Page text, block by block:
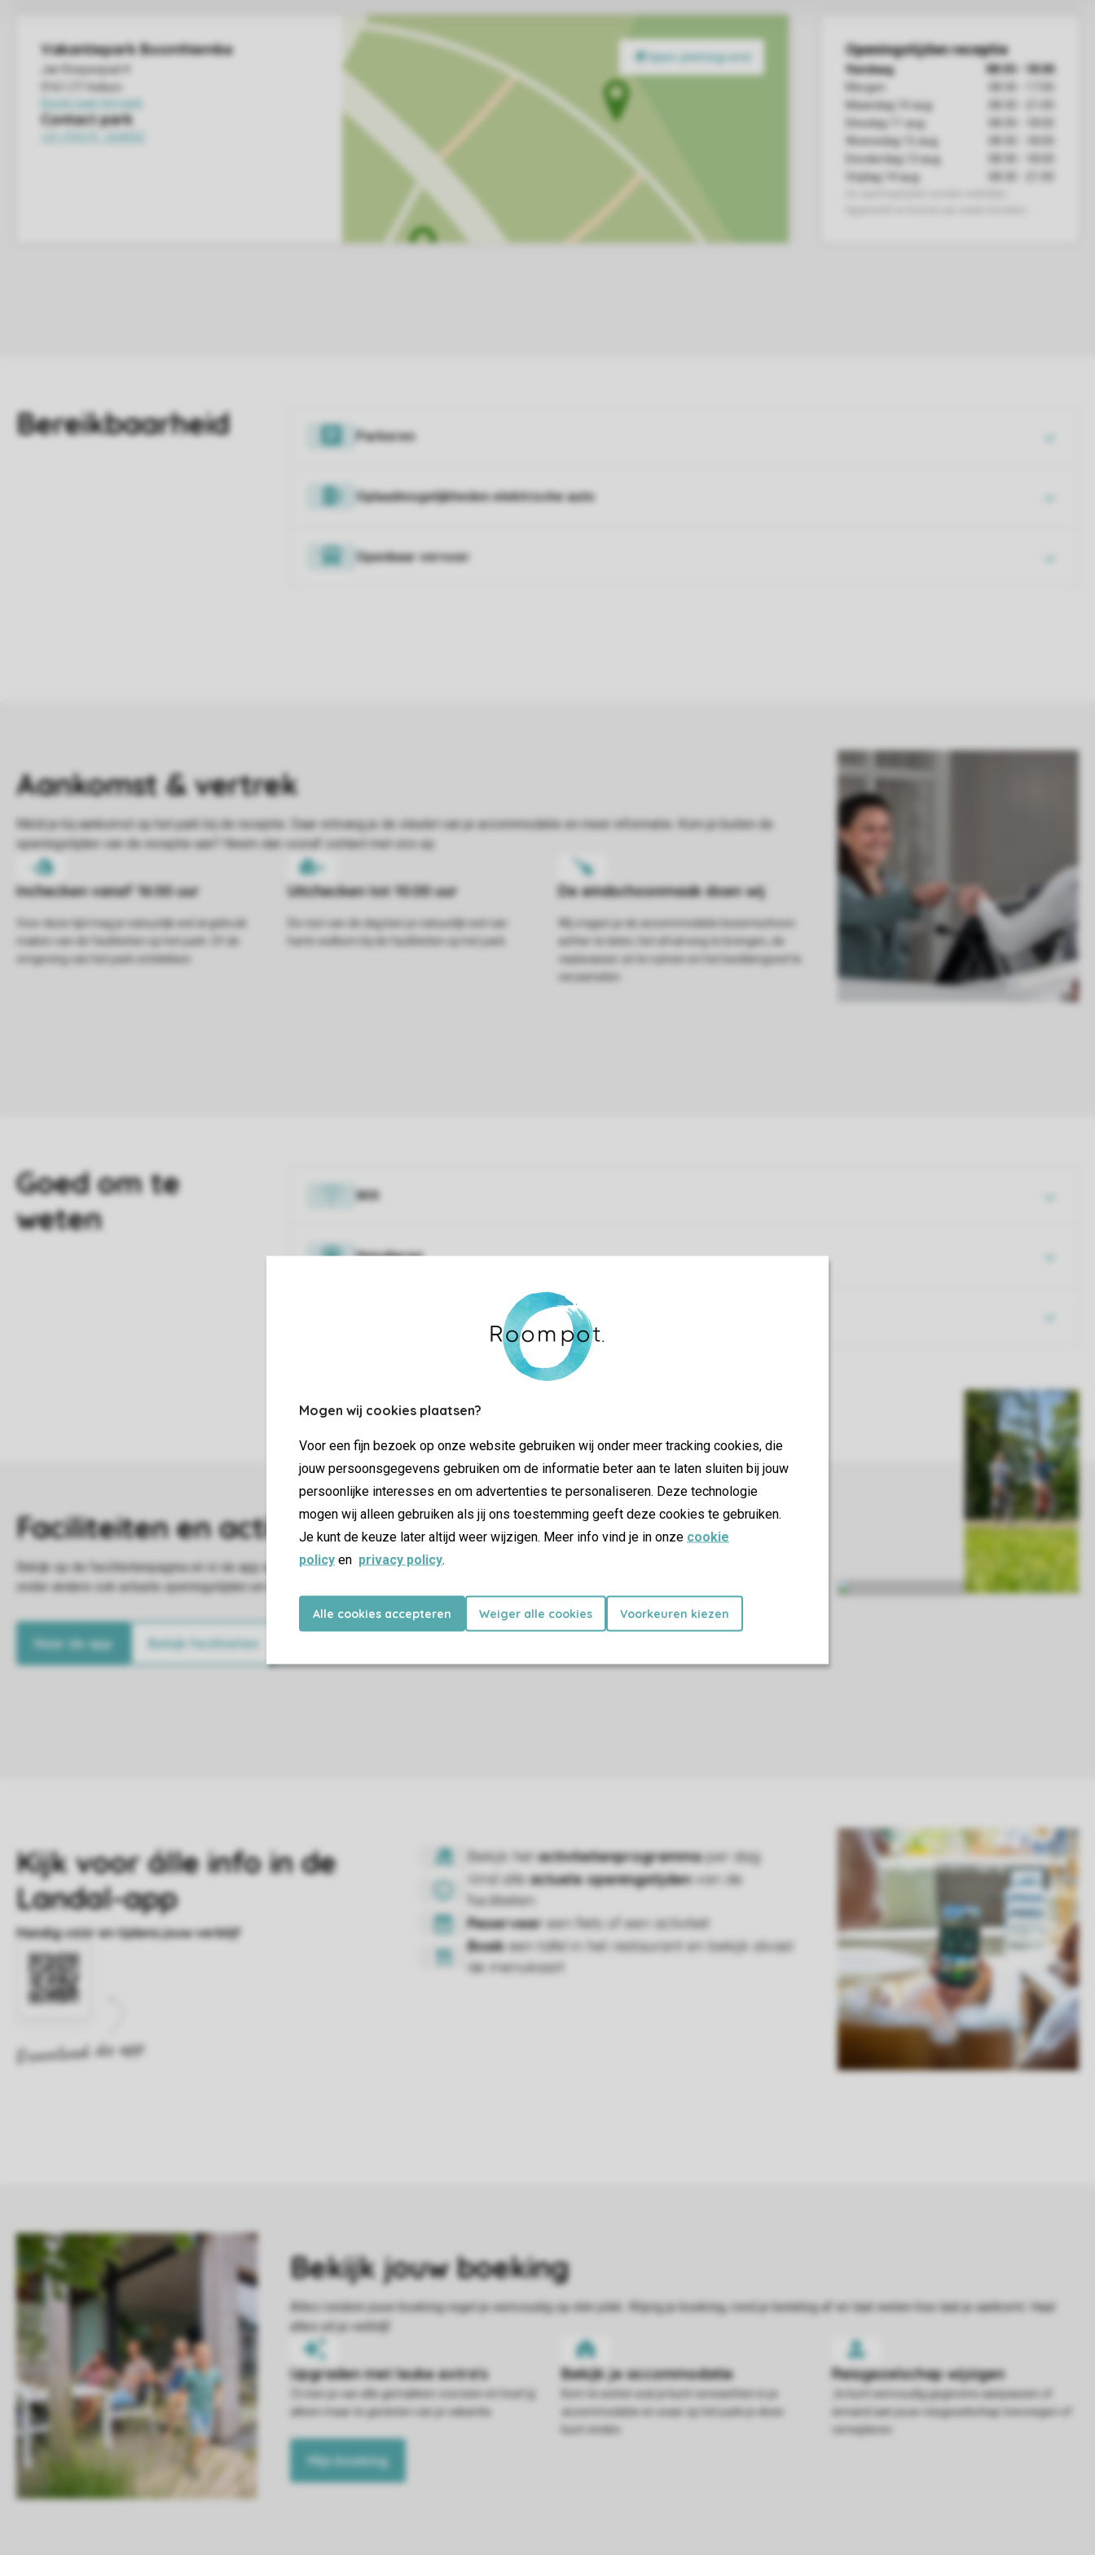
Mogen wij cookies plaatsen?
Voor een fijn bezoek op onze website gebruiken wij onder meer tracking cookies, die
jouw persoonsgegevens gebruiken om de informatie beter aan te laten sluiten bij jouw
persoonlijke interesses en om advertenties te personaliseren. Deze technologie
mogen wij alleen gebruiken als jij ons toestemming geeft deze cookies te gebruiken.
Je kunt de keuze later altijd weer wijzigen. Meer info vind je in onze cookie
policy en privacy policy.
Alle cookies accepteren Weiger alle cookies Voorkeuren kiezen
Parkeren
Oplaadmogelijkheden elektrische auto
Openbaar vervoer
Voor deze tijd mag je natuurlijk wel al gebruik
maken van de faciliteiten op het park. Of de
omgeving van het park ontdekken.
De rest van de dag ben je natuurlijk wel van
harte welkom bij de faciliteiten op het park.
Wij vragen je de accommodatie bezemschoon
achter te laten, het afval weg te brengen, de
vaatwasser uit te ruimen en het beddengoed te
verzamelen.
Wifi
Huisdieren
Vuurwerk is niet toegestaan
Naar de app Bekijk faciliteiten
Zo ben je van alle gemakken voorzien en hoef jij
alleen maar te genieten van je vakantie.
Kom te weten wat je kunt verwachten in je
accommodatie en waar op het park je deze
kunt vinden.
Je kunt eenvoudig gegevens aanpassen of
iemand aan jouw reisgezelschap toevoegen of
verwijderen.
Mijn boeking